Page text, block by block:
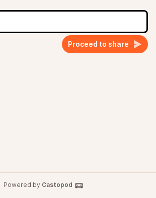
Proceed to share
Powered by Castopod